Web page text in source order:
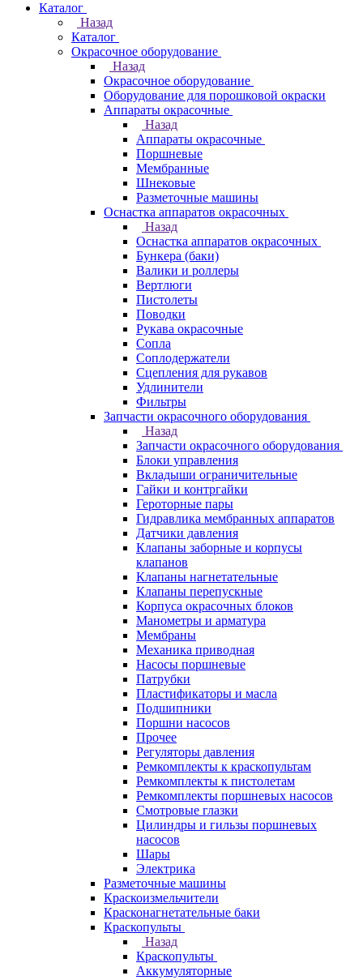
Каталог
Назад
Каталог
Окрасочное оборудование
Назад
Окрасочное оборудование
Оборудование для порошковой окраски
Аппараты окрасочные
Назад
Аппараты окрасочные
Поршневые
Мембранные
Шнековые
Разметочные машины
Оснастка аппаратов окрасочных
Назад
Оснастка аппаратов окрасочных
Бункера (баки)
Валики и роллеры
Вертлюги
Пистолеты
Поводки
Рукава окрасочные
Сопла
Соплодержатели
Сцепления для рукавов
Удлинители
Фильтры
Запчасти окрасочного оборудования
Назад
Запчасти окрасочного оборудования
Блоки управления
Вкладыши ограничительные
Гайки и контргайки
Героторные пары
Гидравлика мембранных аппаратов
Датчики давления
Клапаны заборные и корпусы
клапанов
Клапаны нагнетательные
Клапаны перепускные
Корпуса окрасочных блоков
Манометры и арматура
Мембраны
Механика приводная
Насосы поршневые
Патрубки
Пластификаторы и масла
Подшипники
Поршни насосов
Прочее
Регуляторы давления
Ремкомплекты к краскопультам
Ремкомплекты к пистолетам
Ремкомплекты поршневых насосов
Смотровые глазки
Цилиндры и гильзы поршневых
насосов
Шары
Электрика
Разметочные машины
Краскоизмельчители
Красконагнетательные баки
Краскопульты
Назад
Краскопульты
Аккумуляторные